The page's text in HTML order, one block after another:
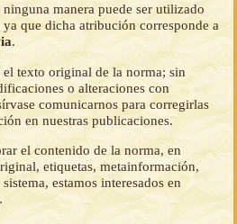
manera puede ser utilizado
que dicha atribución corresponde a
.
texto original de la norma; sin
o alteraciones con
comunicarnos para corregirlas
en nuestras publicaciones.
el contenido de la norma, en
etiquetas, metainformación,
estamos interesados en